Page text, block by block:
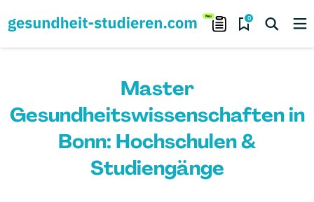
0
Master
Gesundheitswissenschaften in
Bonn: Hochschulen &
Studiengänge